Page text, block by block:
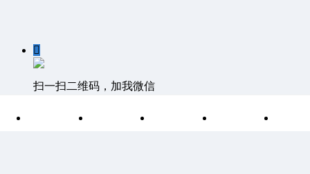

扫一扫二维码，加我微信